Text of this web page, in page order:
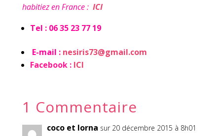
habitiez en France : ICI
Tel : 06 35 23 77 19
E-mail : nesiris73@gmail.com
Facebook : ICI
1 Commentaire
coco et lorna sur 20 décembre 2015 à 8h01